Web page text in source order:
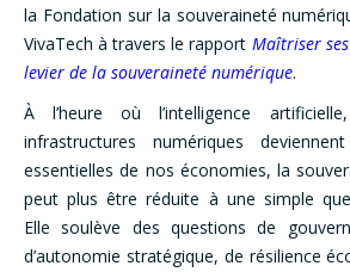
la Fondation sur la souveraineté
VivaTech à travers le rapport Maîtriser
levier de la souveraineté numérique.
À l’heure où l’intelligence
infrastructures numériques
essentielles de nos économies, la
peut plus être réduite à une simple
Elle soulève des questions de
d’autonomie stratégique, de résilience